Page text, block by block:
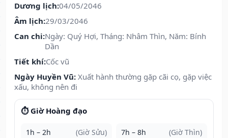
Dương lịch:04/05/2046
Âm lịch:29/03/2046
Can chi:Ngày: Quý Hợi, Tháng: Nhâm Thìn, Năm: Bính
Dần
Tiết khí:Cốc vũ
Ngày Huyền Vũ: Xuất hành thường gặp cãi cọ, gặp việc
xấu, không nên đi
⏱️ Giờ Hoàng đạo
1h – 2h (Giờ Sửu) 7h – 8h (Giờ Thìn)